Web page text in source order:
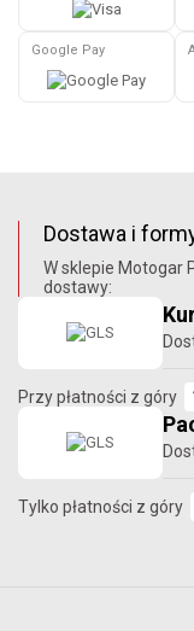
Google Pay
Dostawa i
W sklepie Motogar
dostawy:
Przy płatności z góry
Tylko płatności z góry